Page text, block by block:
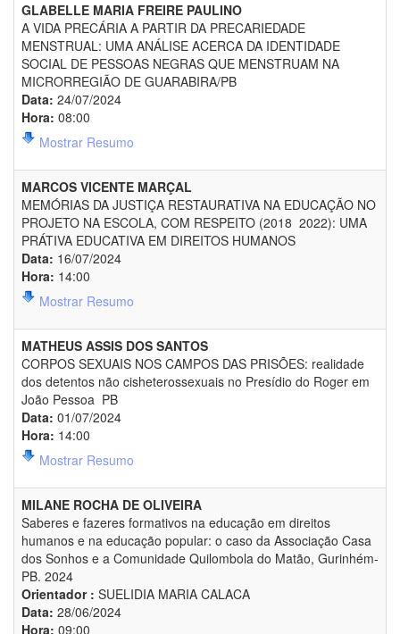
GLABELLE MARIA FREIRE PAULINO
A VIDA PRECÁRIA A PARTIR DA PRECARIEDADE
MENSTRUAL: UMA ANÁLISE ACERCA DA IDENTIDADE
SOCIAL DE PESSOAS NEGRAS QUE MENSTRUAM NA
MICRORREGIÃO DE GUARABIRA/PB
Data: 24/07/2024
Hora: 08:00
Mostrar Resumo
MARCOS VICENTE MARÇAL
MEMÓRIAS DA JUSTIÇA RESTAURATIVA NA EDUCAÇÃO NO
PROJETO NA ESCOLA, COM RESPEITO (2018  2022): UMA
PRÁTIVA EDUCATIVA EM DIREITOS HUMANOS
Data: 16/07/2024
Hora: 14:00
Mostrar Resumo
MATHEUS ASSIS DOS SANTOS
CORPOS SEXUAIS NOS CAMPOS DAS PRISÕES: realidade
dos detentos não cisheterossexuais no Presídio do Roger em
João Pessoa  PB
Data: 01/07/2024
Hora: 14:00
Mostrar Resumo
MILANE ROCHA DE OLIVEIRA
Saberes e fazeres formativos na educação em direitos
humanos e na educação popular: o caso da Associação Casa
dos Sonhos e a Comunidade Quilombola do Matão, Gurinhém-
PB. 2024
Orientador : SUELIDIA MARIA CALACA
Data: 28/06/2024
Hora: 09:00